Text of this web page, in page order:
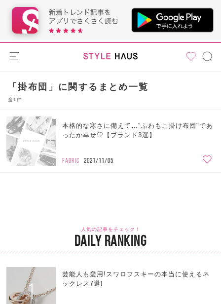
「掛布団」に関するまとめ一覧
全1件
本格的な寒さに備えて…"ふわもこ掛け布団"であ
ったか幸せ♡【ブランド3選】
FABRIC 2021/11/05
人気の記事をチェック！
DAILY RANKING
1
芸能人も愛用!スワロフスキーの本当に使えるネ
ックレス7選!